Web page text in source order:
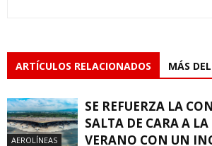
ARTÍCULOS RELACIONADOS MÁS
AEROLÍNEAS
SE REFUERZA LA
SALTA DE CARA A
VERANO CON UN